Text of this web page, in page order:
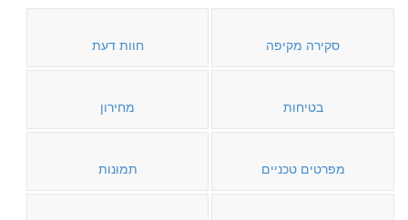
סקירה מקיפה חוות דעת
בטיחות מחירון
מפרטים טכניים תמונות